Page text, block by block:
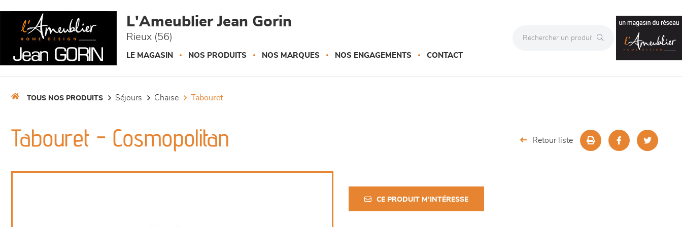
L'Ameublier Jean Gorin
Rieux (56)
LE MAGASIN NOS PRODUITS NOS MARQUES NOS ENGAGEMENTS CONTACT
TOUS NOS PRODUITS séjours chaise tabouret
Tabouret - Cosmopolitan Retour liste
CE PRODUIT M'INTÉRESSE